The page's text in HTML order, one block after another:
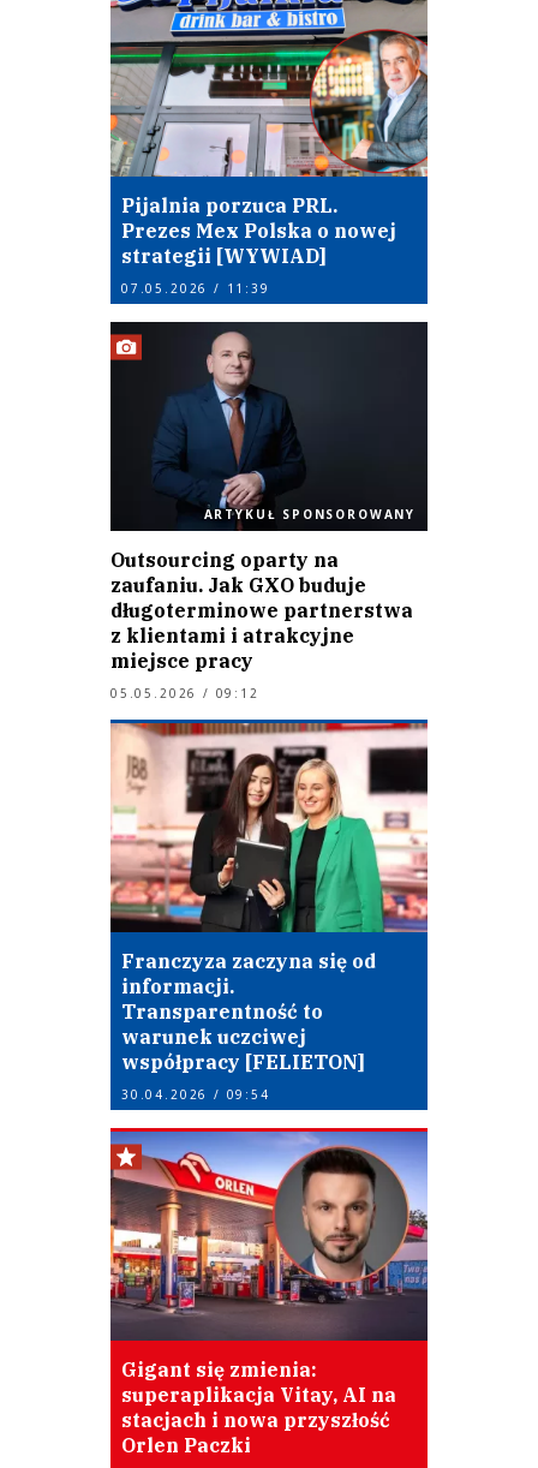
Pijalnia porzuca PRL.
Prezes Mex Polska o nowej
strategii [WYWIAD]
07.05.2026 / 11:39
ARTYKUŁ SPONSOROWANY
Outsourcing oparty na
zaufaniu. Jak GXO buduje
długoterminowe partnerstwa
z klientami i atrakcyjne
miejsce pracy
05.05.2026 / 09:12
Franczyza zaczyna się od
informacji.
Transparentność to
warunek uczciwej
współpracy [FELIETON]
30.04.2026 / 09:54
Gigant się zmienia:
superaplikacja Vitay, AI na
stacjach i nowa przyszłość
Orlen Paczki